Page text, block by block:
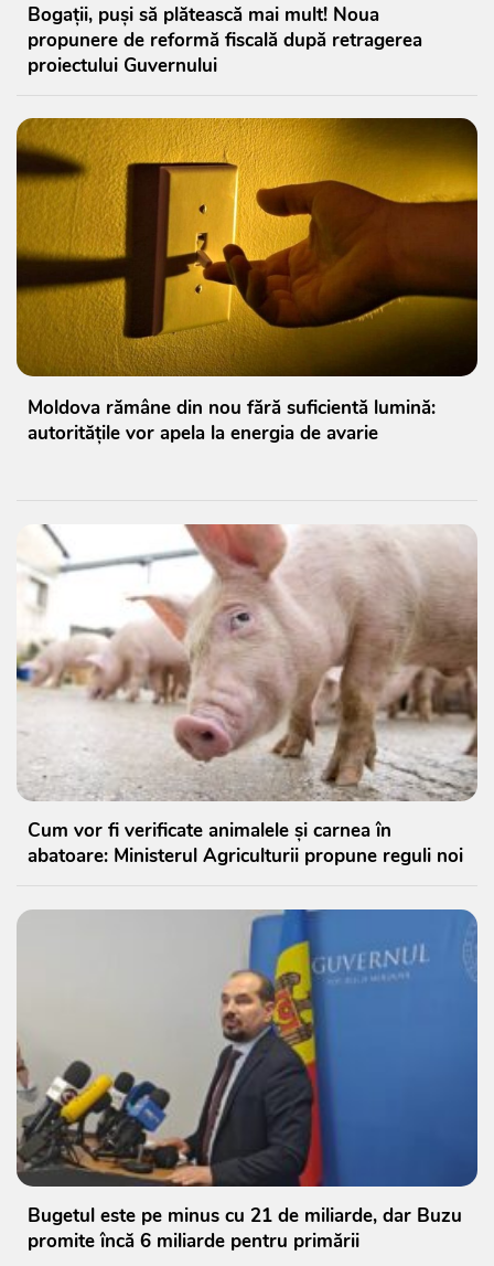
Bogații, puși să plătească mai mult! Noua
propunere de reformă fiscală după retragerea
proiectului Guvernului
Moldova rămâne din nou fără suficientă lumină:
autoritățile vor apela la energia de avarie
Cum vor fi verificate animalele și carnea în
abatoare: Ministerul Agriculturii propune reguli noi
Bugetul este pe minus cu 21 de miliarde, dar Buzu
promite încă 6 miliarde pentru primării